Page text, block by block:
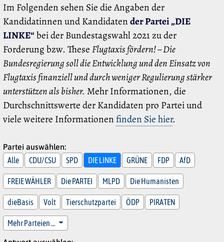
Im Folgenden sehen Sie die Angaben der
Kandidatinnen und Kandidatender Partei „DIE
LINKE“bei der Bundestagswahl 2021 zu der
Forderung bzw. TheseFlugtaxis fördern! – Die
Bundesregierung soll die Entwicklung und den Einsatz von
Flugtaxis finanziell und durch weniger Regulierung stärker
unterstützen als bisher. Mehr Informationen, die
Durchschnittswerte der Kandidaten pro Partei und
viele weitere Informationen finden Sie hier.
Partei auswählen:
Alle
CDU/CSU SPD DIE LINKE GRÜNE FDP AfD
FREIE WÄHLER Die PARTEI MLPD Die Humanisten
dieBasis Volt Tierschutzpartei ÖDP PIRATEN
Mehr Parteien …